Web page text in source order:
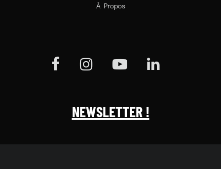
À Propos
NEWSLETTER !